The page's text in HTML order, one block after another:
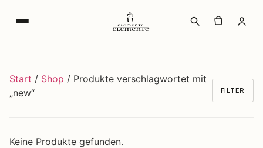
Inhalt
Start / Shop / Produkte verschlagwortet mit
„new“
FILTER
Keine Produkte gefunden.